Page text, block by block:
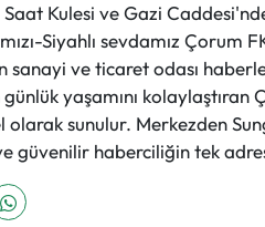
Saat Kulesi ve Gazi
Siyahlı sevdamız Çorum
ve ticaret odası
yaşamını kolaylaştıran
sunulur. Merkezden
güvenilir haberciliğin tek